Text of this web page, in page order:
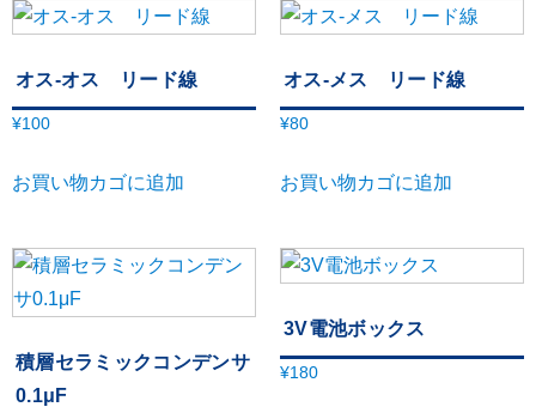
オス-オス リード線
¥100
お買い物カゴに追加
オス-メス リード線
¥80
お買い物カゴに追加
積層セラミックコンデンサ
0.1μF
3V電池ボックス
¥180